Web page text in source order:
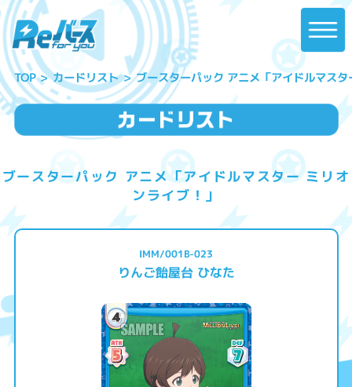
TOP カードリスト ブースターパック アニメ「アイドルマス
ブースターパック アニメ「アイドルマスター ミリオ
ンライブ！」
IMM/001B-023
りんご飴屋台 ひなた